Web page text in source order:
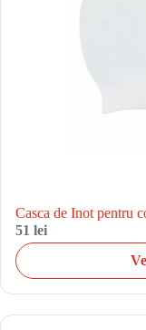
Casca de Inot pentru
51 lei